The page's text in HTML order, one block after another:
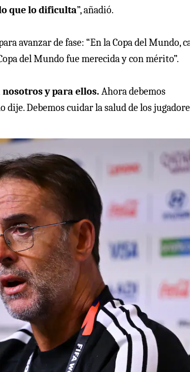
que lo dificulta”, añadió.
avanzar de fase: “En la Copa del Mundo,
del Mundo fue merecida y con mérito”.
y para ellos. Ahora debemos
Debemos cuidar la salud de los